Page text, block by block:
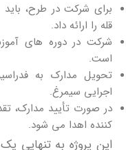
برای شرکت در طرح،
قله را ارائه داد.
شرکت در دوره‌ های
است.
تحویل مدارک به
اجرایی سیمرغ.
در صورت تأیید مدارک،
کننده اهدا می‌ شود.
این پروژه به